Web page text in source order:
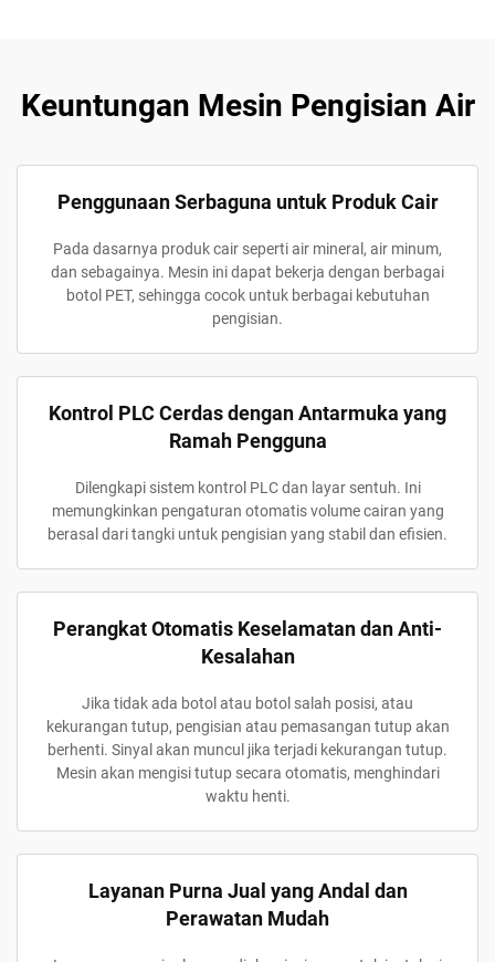
Keuntungan Mesin Pengisian Air
Penggunaan Serbaguna untuk Produk Cair
Pada dasarnya produk cair seperti air mineral, air minum,
dan sebagainya. Mesin ini dapat bekerja dengan berbagai
botol PET, sehingga cocok untuk berbagai kebutuhan
pengisian.
Kontrol PLC Cerdas dengan Antarmuka yang
Ramah Pengguna
Dilengkapi sistem kontrol PLC dan layar sentuh. Ini
memungkinkan pengaturan otomatis volume cairan yang
berasal dari tangki untuk pengisian yang stabil dan efisien.
Perangkat Otomatis Keselamatan dan Anti-
Kesalahan
Jika tidak ada botol atau botol salah posisi, atau
kekurangan tutup, pengisian atau pemasangan tutup akan
berhenti. Sinyal akan muncul jika terjadi kekurangan tutup.
Mesin akan mengisi tutup secara otomatis, menghindari
waktu henti.
Layanan Purna Jual yang Andal dan
Perawatan Mudah